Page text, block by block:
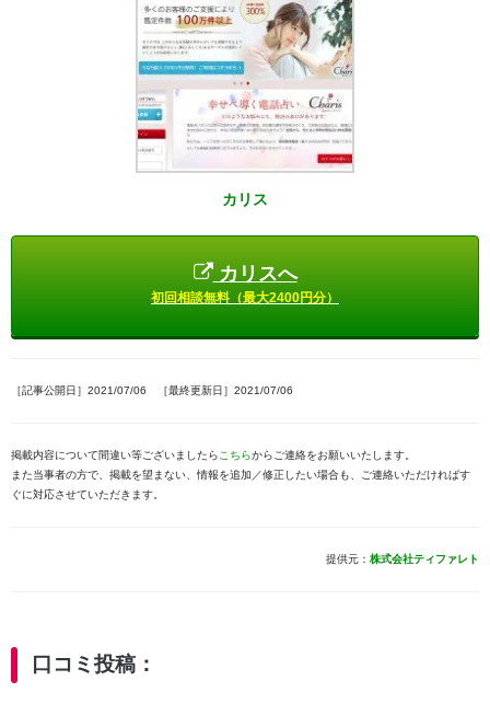
カリス
カリスへ
初回相談無料（最大2400円分）
［記事公開日］2021/07/06 ［最終更新日］2021/07/06
掲載内容について間違い等ございましたら こちらからご連絡をお願いいたします。
また当事者の方で、掲載を望まない、情報を追加／修正したい場合も、ご連絡いただければす
ぐに対応させていただきます。
提供元： 株式会社ティファレト
口コミ投稿：